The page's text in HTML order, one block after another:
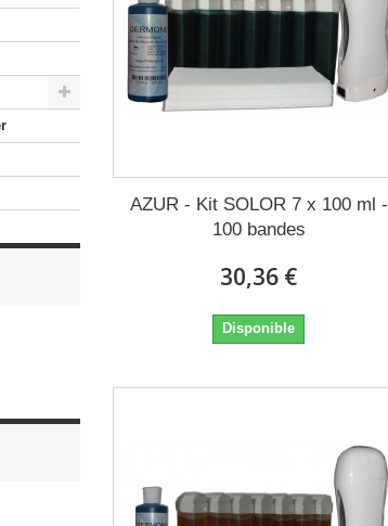
AZUR - Kit SOLOR 7 x 100 ml -
100 bandes
30,36 €
Disponible